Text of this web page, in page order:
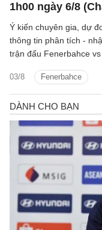
1h00 ngày 6/8
03/8 Fenerbahce
Ý kiến chuyên gia, dự
thông tin phân tích -
trận đấu Fenerbahce vs
hôm nay.